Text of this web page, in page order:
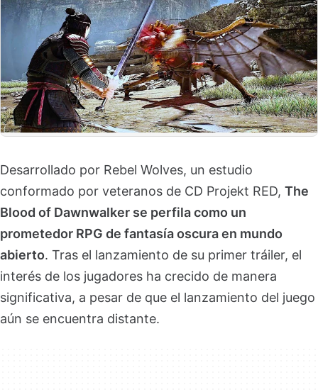
Desarrollado por Rebel Wolves, un estudio
conformado por veteranos de CD Projekt RED, The
Blood of Dawnwalker se perfila como un
prometedor RPG de fantasía oscura en mundo
abierto. Tras el lanzamiento de su primer tráiler, el
interés de los jugadores ha crecido de manera
significativa, a pesar de que el lanzamiento del juego
aún se encuentra distante.